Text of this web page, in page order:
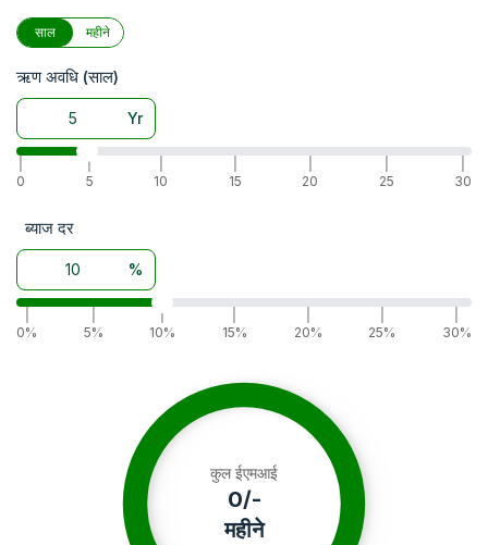
साल महीने
ऋण अवधि (साल)
Yr
0
|
5
10
15
20
25
30
ब्याज दर
%
0%
5%
|
10%
15%
20%
25%
30%
कुल ईएमआई
0/-
महीने